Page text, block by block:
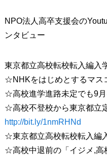
NPO法人高卒支援会の
ンタビュー
東京都立高校転校転入編入
☆NHKをはじめとするマス
☆高校進学進路未定でも9
☆高校不登校から東京都立
http://bit.ly/1nmRHNd
☆東京都立高校転校転入編
☆高校中退前の「イジメ,高